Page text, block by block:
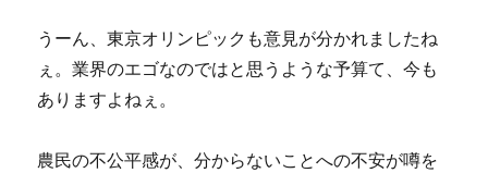
うーん、東京オリンピックも意見が分かれましたね
ぇ。業界のエゴなのではと思うような予算て、今も
ありますよねぇ。
農民の不公平感が、分からないことへの不安が噂を